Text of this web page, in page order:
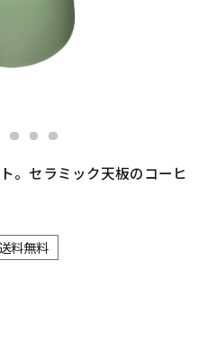
。セラミック天板のコーヒ
送料無料